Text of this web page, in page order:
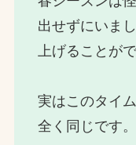
出せずにいま
上げることが
実はこのタイ
全く同じです。